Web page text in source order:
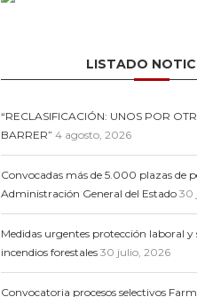
LISTADO
“RECLASIFICACIÓN: UNOS POR
BARRER” 4 agosto, 2026
Convocadas más de 5.000 plazas de
Administración General del Estado 30
Medidas urgentes protección laboral y
incendios forestales 30 julio, 2026
Convocatoria procesos selectivos